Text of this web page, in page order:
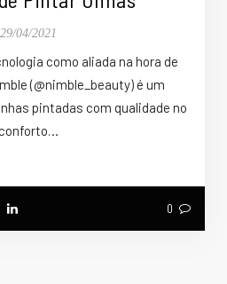
29/04/2021
como aliada na hora de
(@nimble_beauty) é um
pintadas com qualidade no
conforto…
0